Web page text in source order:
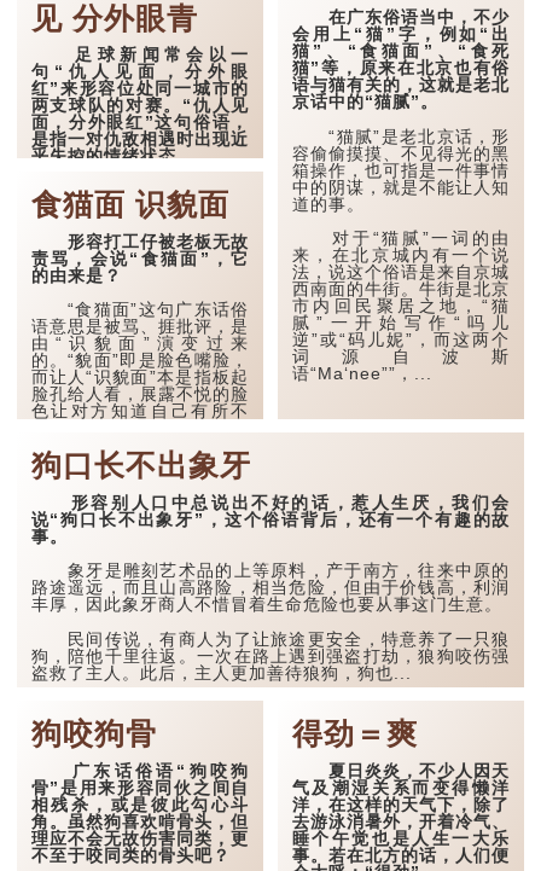
见 分外眼青
足球新闻常会以一
句“仇人见面，分外眼
红”来形容位处同一城市的
两支球队的对赛。“仇人见
面，分外眼红”这句俗语，
是指一对仇敌相遇时出现近
乎失控的情绪状态。
所谓的“眼红”就是二人
都被对方激怒而呈现出来的
激动样子，因为人类情绪激
动的时候，全身血液运行加
快，有可能使眼睛的微丝血
管膨胀，令眼白出现红血
此，有人便以这个生理反应
来形容仇人相见的瞬间，意
指当敌对的双方彼此相逢
时，格外怒不可遏。
这一句特别多用来形容
同一地方的两支球...
食猫面 识貌面
形容打工仔被老板无故
责骂，会说“食猫面”，它
的由来是？
“食猫面”这句广东话俗
语意思是被骂、捱批评，是
由“识貌面”演变过来
的。“貌面”即是脸色嘴脸，
而让人“识貌面”本是指板起
脸孔给人看，展露不悦的脸
色让对方知道自己有所不
就有人就以“识貌面”去形容
被狠狠批评的情境，久而久
之人们就以“识貌面”的谐
音“食猫面...
在广东俗语当中，不少
会用上“猫”字，例如“出
猫”、“食猫面”、“食死
猫”等，原来在北京也有俗
语与猫有关的，这就是老北
京话中的“猫腻”。
“猫腻”是老北京话，形
容偷偷摸摸、不见得光的黑
箱操作，也可指是一件事情
中的阴谋，就是不能让人知
道的事。
对于“猫腻”一词的由
来，在北京城内有一个说
法，说这个俗语是来自京城
西南面的牛街。牛街是北京
市内回民聚居之地，“猫
腻”一开始写作“吗儿
逆”或“码儿妮”，而这两个
词源自波斯
语“Ma‘nee””，...
狗口长不出象牙
形容别人口中总说出不好的话，惹人生厌，我们会
说“狗口长不出象牙”，这个俗语背后，还有一个有趣的故
事。
象牙是雕刻艺术品的上等原料，产于南方，往来中原的
路途遥远，而且山高路险，相当危险，但由于价钱高，利润
丰厚，因此象牙商人不惜冒着生命危险也要从事这门生意。
民间传说，有商人为了让旅途更安全，特意养了一只狼
狗，陪他千里往返。一次在路上遇到强盗打劫，狼狗咬伤强
盗救了主人。此后，主人更加善待狼狗，狗也...
狗咬狗骨
广东话俗语“狗咬狗
骨”是用来形容同伙之间自
相残杀，或是彼此勾心斗
角。虽然狗喜欢啃骨头，但
理应不会无故伤害同类，更
不至于咬同类的骨头吧？
得劲＝爽
夏日炎炎，不少人因天
气及潮湿关系而变得懒洋
洋，在这样的天气下，除了
去游泳消暑外，开着冷气、
睡个午觉也是人生一大乐
事。若在北方的话，人们便